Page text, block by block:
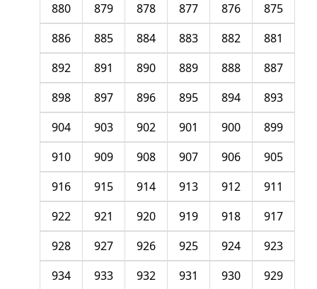
875
876
877
878
879
880
881
882
883
884
885
886
887
888
889
890
891
892
893
894
895
896
897
898
899
900
901
902
903
904
905
906
907
908
909
910
911
912
913
914
915
916
917
918
919
920
921
922
923
924
925
926
927
928
929
930
931
932
933
934